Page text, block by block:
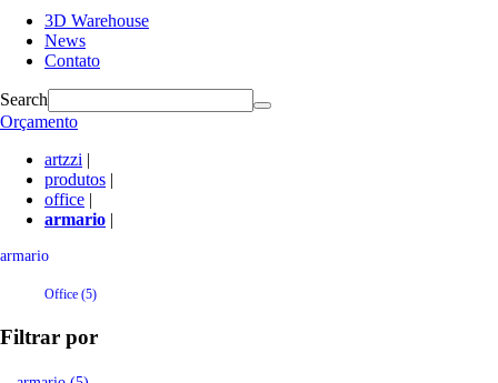
3D Warehouse
News
Contato
Search
Orçamento
artzzi |
produtos |
office |
armario |
armario
Office (5)
Filtrar por